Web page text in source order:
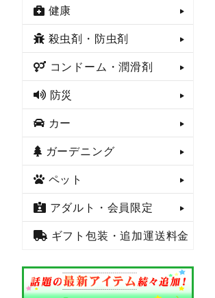
健康
殺虫剤・防虫剤
コンドーム・潤滑剤
防災
カー
ガーデニング
ペット
アダルト・会員限定
ギフト包装・追加運送料金